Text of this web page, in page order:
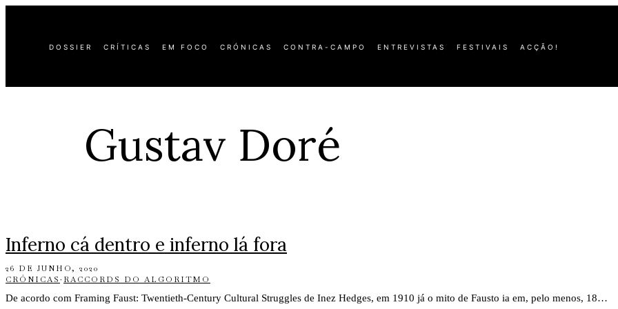
DOSSIER CRÍTICAS EM FOCO CRÓNICAS CONTRA-CAMPO ENTREVISTAS FESTIVAIS ACÇÃO!
Gustav Doré
Inferno cá dentro e inferno lá fora
26 DE JUNHO, 2020
CRÓNICAS · RACCORDS DO ALGORITMO
De acordo com Framing Faust: Twentieth-Century Cultural Struggles de Inez Hedges, em 1910 já o mito de Fausto ia em, pelo menos, 18…